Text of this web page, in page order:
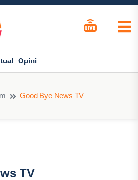
Opini
Good Bye News TV
TV